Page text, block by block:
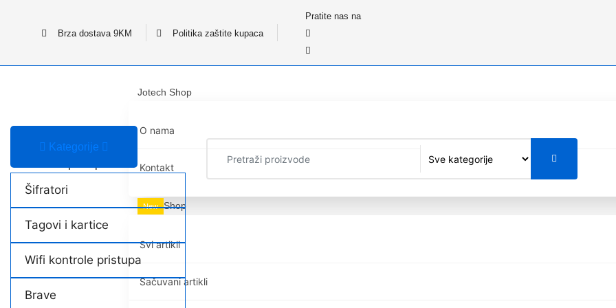
Brza dostava 9KM Politika zaštite kupaca
Pratite nas na
Jotech Shop
O nama
Kontakt
New Shop
Svi artikli
Sačuvani artikli
Kategorije
Šifratori
Tagovi i kartice
Wifi kontrole pristupa
Brave